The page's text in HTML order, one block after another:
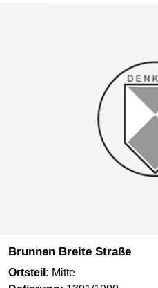
Brunnen Breite Straße
Ortsteil: Mitte